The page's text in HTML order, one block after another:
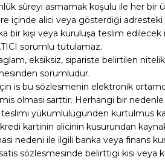
süreyi asmamak koşulu ile her bir
içinde alici veya gösterdiği
bir kişi veya kuruluşa teslim
sorumlu tutulamaz.
eksiksiz, sipariste belirtilen
sorumludur.
is bu sözlesmenin elektronik
olmasi sarttir. Herhangi bir
yükümlülügünden kurtulmus
kartinin alicinin kusurundan
nedeni ile ilgili banka veya finans
sözlesmesinde belirttigi kisi veya